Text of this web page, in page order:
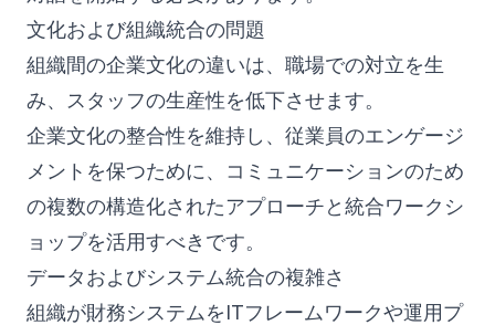
文化および組織統合の問題
組織間の企業文化の違いは、職場での対立を生
み、スタッフの生産性を低下させます。
企業文化の整合性を維持し、従業員のエンゲージ
メントを保つために、コミュニケーションのため
の複数の構造化されたアプローチと統合ワークシ
ョップを活用すべきです。
データおよびシステム統合の複雑さ
組織が財務システムをITフレームワークや運用プ